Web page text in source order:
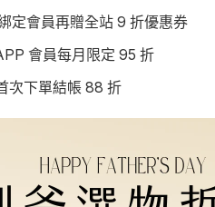
定會員再贈全站 9 折優惠券
會員每月限定 95 折
次下單結帳 88 折